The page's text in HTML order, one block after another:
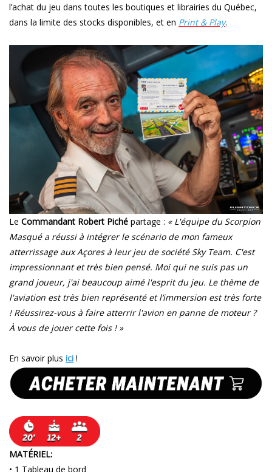
l’achat du jeu dans toutes les boutiques et librairies du Québec,
dans la limite des stocks disponibles, et en Print & Play.
Le Commandant Robert Piché partage : « L'équipe du Scorpion
Masqué a réussi à intégrer le scénario de mon fameux
atterrissage aux Açores à leur jeu de société Sky Team. C'est
impressionnant et très bien pensé. Moi qui ne suis pas un
grand joueur, j'ai beaucoup aimé l'esprit du jeu. Le thème de
l'aviation est très bien représenté et l’immersion est très forte
! Réussirez-vous à faire atterrir l'avion en panne de moteur ?
À vous de jouer cette fois ! »
En savoir plus ici !
MATÉRIEL:
• 1 Tableau de bord